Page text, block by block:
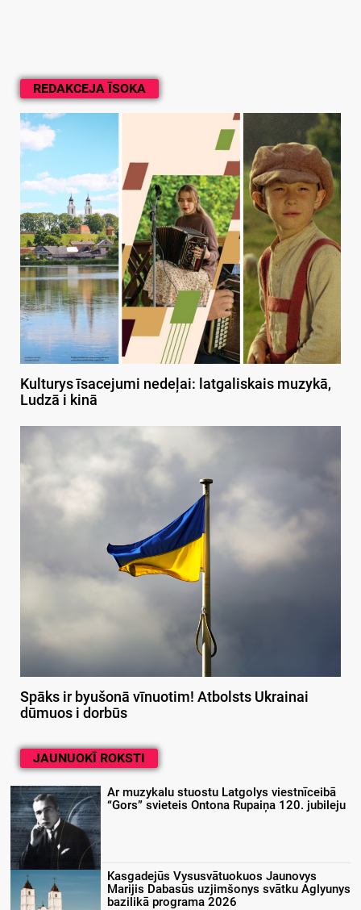
REDAKCEJA ĪSOKA
Kulturys īsacejumi nedeļai: latgaliskais muzykā,
Ludzā i kinā
Spāks ir byušonā vīnuotim! Atbolsts Ukrainai
dūmuos i dorbūs
JAUNUOKĪ ROKSTI
Ar muzykalu stuostu Latgolys viestnīceibā
“Gors” svieteis Ontona Rupaiņa 120. jubileju
Kasgadejūs Vysusvātuokuos Jaunovys
Marijis Dabasūs uzjimšonys svātku Aglyunys
bazilikā programa 2026